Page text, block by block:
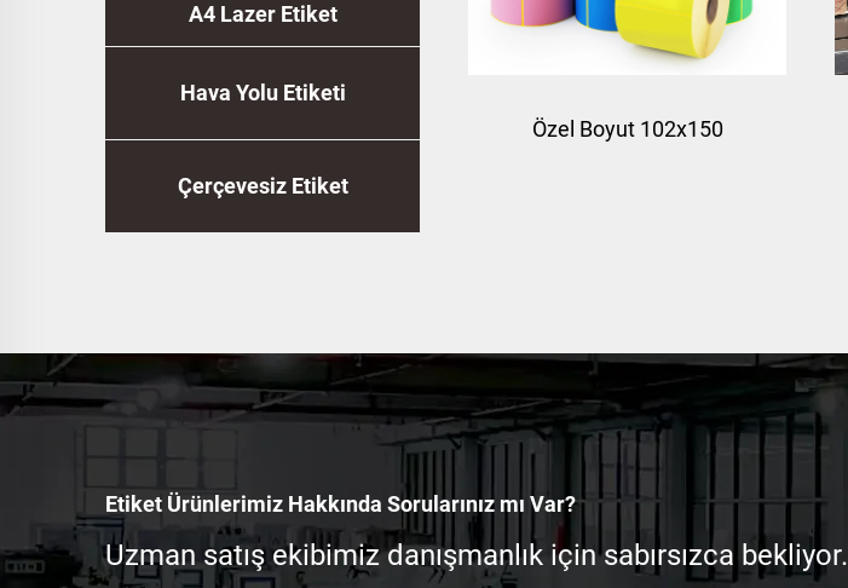
A4 Lazer Etiket
Hava Yolu Etiketi
Çerçevesiz Etiket
Özel Boyut 102x150
Sticker Yapışkanlı Etiket 4x6
İnç Sevkiyat Termal Renkli
Etiket
Etiket Ürünlerimiz Hakkında Sorularınız mı Var?
Uzman satış ekibimiz danışmanlık için sabırsızca bekliyor.